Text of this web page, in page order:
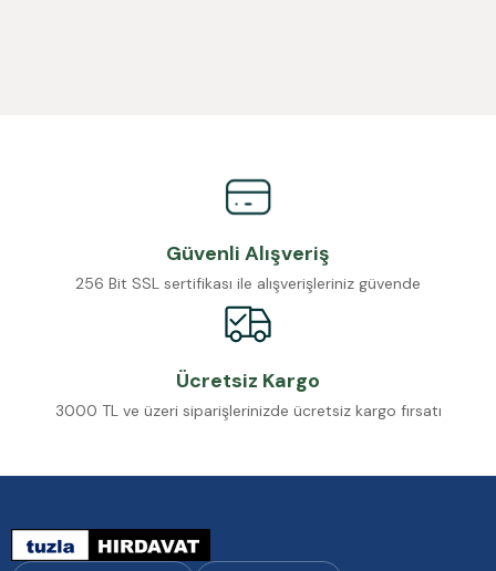
Güvenli Alışveriş
256 Bit SSL sertifikası ile alışverişleriniz güvende
Ücretsiz Kargo
3000 TL ve üzeri siparişlerinizde ücretsiz kargo fırsatı